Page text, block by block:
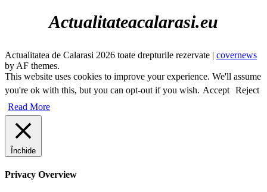
Actualitateacalarasi.eu
Actualitatea de Calarasi 2026 toate drepturile rezervate | covernews
by AF themes.
This website uses cookies to improve your experience. We'll assume
you're ok with this, but you can opt-out if you wish. Accept Reject
Read More
Închide
Privacy Overview